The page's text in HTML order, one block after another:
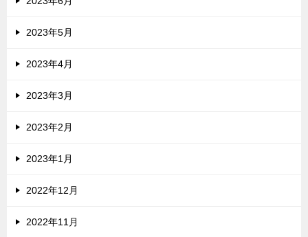
2023年5月
2023年4月
2023年3月
2023年2月
2023年1月
2022年12月
2022年11月